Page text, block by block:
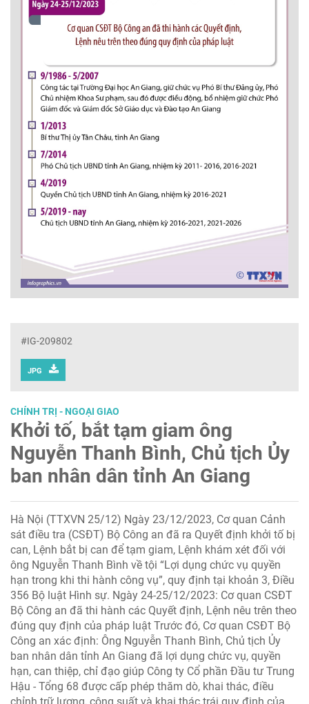
#IG-209802
JPG
CHÍNH TRỊ - NGOẠI GIAO
Khởi tố, bắt tạm giam ông
Nguyễn Thanh Bình, Chủ tịch Ủy
ban nhân dân tỉnh An Giang
Hà Nội (TTXVN 25/12) Ngày 23/12/2023, Cơ quan Cảnh
sát điều tra (CSĐT) Bộ Công an đã ra Quyết định khởi tố bị
can, Lệnh bắt bị can để tạm giam, Lệnh khám xét đối với
ông Nguyễn Thanh Bình về tội “Lợi dụng chức vụ quyền
hạn trong khi thi hành công vụ”, quy định tại khoản 3, Điều
356 Bộ luật Hình sự. Ngày 24-25/12/2023: Cơ quan CSĐT
Bộ Công an đã thi hành các Quyết định, Lệnh nêu trên theo
đúng quy định của pháp luật Trước đó, Cơ quan CSĐT Bộ
Công an xác định: Ông Nguyễn Thanh Bình, Chủ tịch Ủy
ban nhân dân tỉnh An Giang đã lợi dụng chức vụ, quyền
hạn, can thiệp, chỉ đạo giúp Công ty Cổ phần Đầu tư Trung
Hậu - Tổng 68 được cấp phép thăm dò, khai thác, điều